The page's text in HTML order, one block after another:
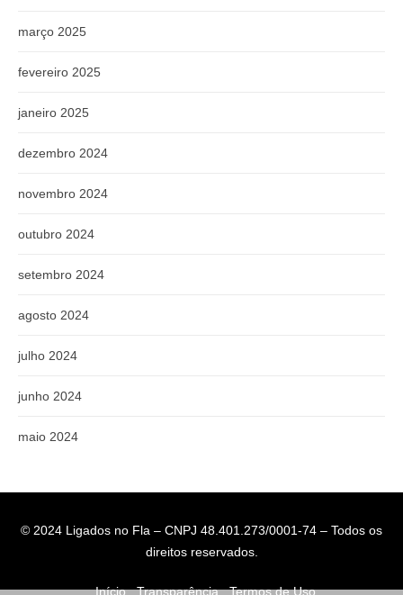
março 2025
fevereiro 2025
janeiro 2025
dezembro 2024
novembro 2024
outubro 2024
setembro 2024
agosto 2024
julho 2024
junho 2024
maio 2024
© 2024 Ligados no Fla – CNPJ 48.401.273/0001-74 – Todos os
direitos reservados.
Início Transparência Termos de Uso